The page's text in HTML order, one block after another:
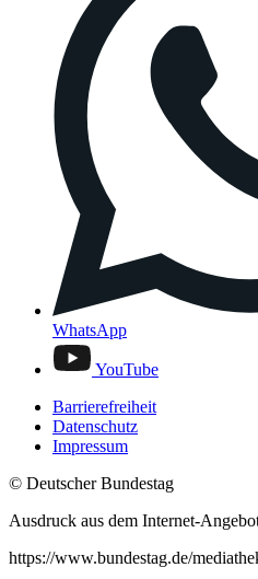
WhatsApp
YouTube
Barrierefreiheit
Datenschutz
Impressum
© Deutscher Bundestag
Ausdruck aus dem Internet-
https://www.bundestag.de/